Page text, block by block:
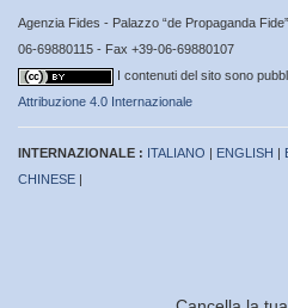
Agenzia Fides - Palazzo “de Propaganda
06-69880115 - Fax +39-06-69880107
I contenuti del sito sono
Attribuzione 4.0 Internazionale
INTERNAZIONALE : ITALIANO | ENGLISH |
CHINESE |